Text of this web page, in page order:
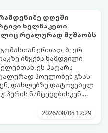
დღეში
ხელნაკეთი
რეალურად მუშაობს
ერთად, ბევრ
იწყება ნამდვილი
ეს პატარა
პოულობენ გზას
დახლებზე დატოვებულ
ნამცეცებისკენ.
იყიდება, თუმცა
და იაფი2026/08/06 12:29